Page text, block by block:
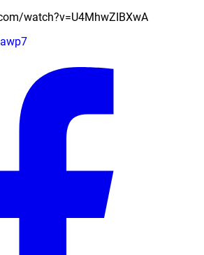
watch?v=U4MhwZIBXwA
wp7